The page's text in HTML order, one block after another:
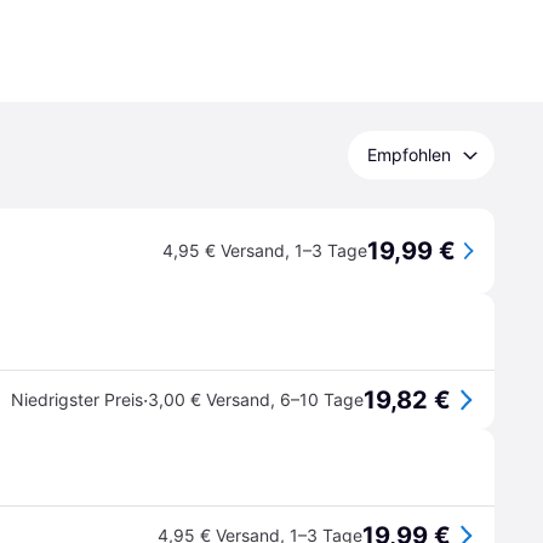
Empfohlen
4,95 € Versand, 1–3 Tage19,99 €
Niedrigster Preis·3,00 € Versand, 6–10 Tage19,82 €
4,95 € Versand, 1–3 Tage19,99 €